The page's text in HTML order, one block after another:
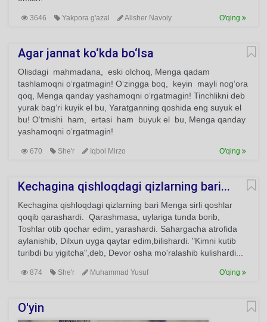
3646 Yakpora g'azal Alisher Navoiy O'qing
Agar jannat ko‘kda bo‘lsa
Olisdagi mahmadana, eski olchoq, Menga qadam
tashlamoqni o‘rgatmagin! O‘zingga boq, keyin mayli nog‘ora
qoq, Menga qanday yashamoqni o‘rgatmagin! Tinchlikni deb
yurak bag‘ri kuyik el bu, Yaratganning qoshida eng suyuk el
bu! O‘tmishi ham, ertasi ham buyuk el bu, Menga qanday
yashamoqni o‘rgatmagin!
670 She'r Iqbol Mirzo O'qing
Kechagina qishloqdagi qizlarning bari...
Kechagina qishloqdagi qizlarning bari Menga sirli qoshlar
qoqib qarashardi. Qarashmasa, uylariga tunda borib,
Toshlar otib qochar edim, yarashardi. Sahargacha atrofida
aylanishib, Dilxun uyga qaytar edim,bilishardi. "Kimni kutib
turibdi bu yigitcha",deb, Devor osha mo'ralashib kulishardi...
874 She'r Muhammad Yusuf O'qing
O'yin